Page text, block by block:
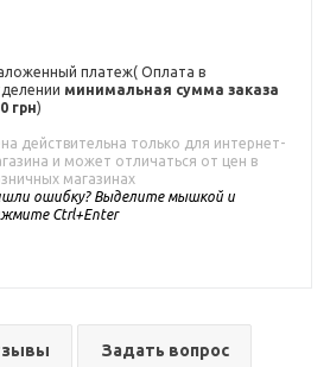
платеж( Оплата в
минимальная сумма заказа
грн)
действительна только для интернет-
и может отличаться от цен в
магазинах
ошибку? Выделите мышкой и
Ctrl+Enter
Задать вопрос